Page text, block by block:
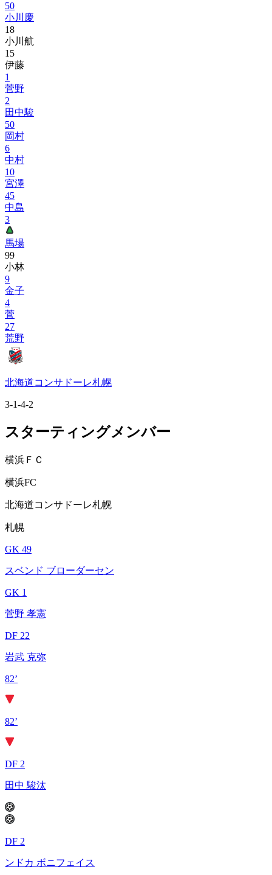
50
小川慶
18
小川航
15
伊藤
1
菅野
2
田中駿
50
岡村
6
中村
10
宮澤
45
中島
3
馬場
99
小林
9
金子
4
菅
27
荒野
北海道コンサドーレ札幌
3-1-4-2
スターティングメンバー
横浜ＦＣ
横浜FC
北海道コンサドーレ札幌
札幌
GK 49
スベンド ブローダーセン
GK 1
菅野 孝憲
DF 22
岩武 克弥
82’
82’
DF 2
田中 駿汰
DF 2
ンドカ ボニフェイス